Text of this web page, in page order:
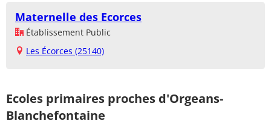
Maternelle des Ecorces
Établissement Public
Les Écorces (25140)
Ecoles primaires proches d'Orgeans-
Blanchefontaine